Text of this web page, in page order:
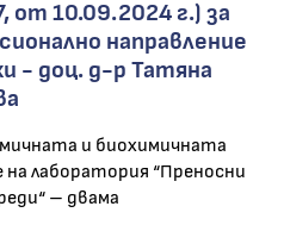
от 10.09.2024 г.) за
направление
- доц. д-р Татяна
и биохимичната
лаборатория “Преносни
– двама